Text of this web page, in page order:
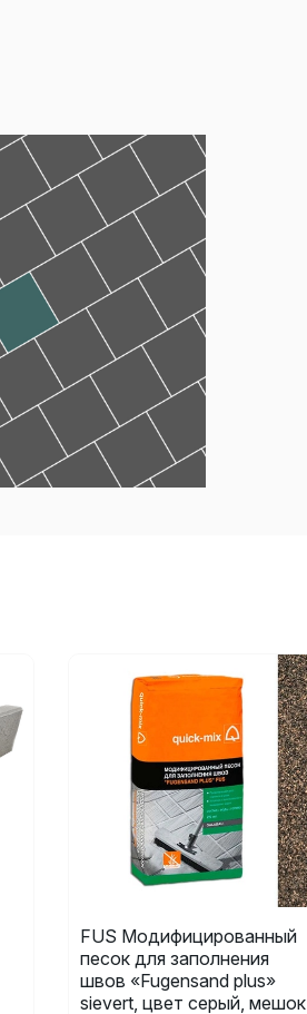
FUS Модифицированный
песок для заполнения
швов «Fugensand plus»
sievert, цвет серый, мешок